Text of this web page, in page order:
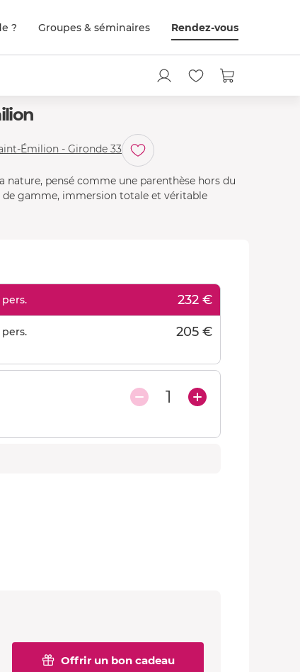
? Groupes & séminaires Rendez-vous
Émilion - Gironde 33
pensé comme une parenthèse hors du
gamme, immersion totale et véritable
232 €
205 €
1
Offrir un bon cadeau